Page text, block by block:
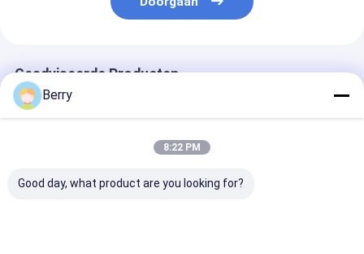
Geadviseerde Producten
Berry
8:22 PM
Good day, what product are you looking for?